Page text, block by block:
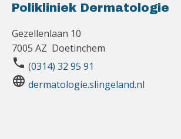
Polikliniek Dermatologie
Gezellenlaan 10
7005 AZ Doetinchem
phone (0314) 32 95 91
language dermatologie.slingeland.nl